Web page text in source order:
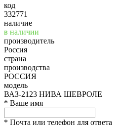
код
332771
наличие
в наличии
производитель
Россия
страна
производства
РОССИЯ
модель
ВАЗ-2123 НИВА ШЕВРОЛЕ
* Ваше имя
* Почта или телефон для ответа